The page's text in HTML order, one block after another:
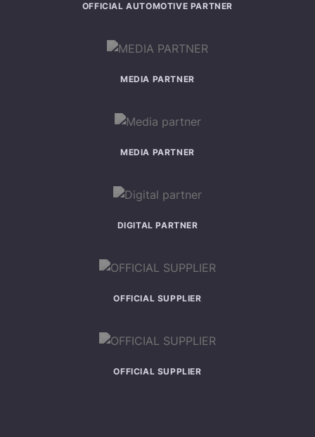
OFFICIAL AUTOMOTIVE PARTNER
MEDIA PARTNER
MEDIA PARTNER
DIGITAL PARTNER
OFFICIAL SUPPLIER
OFFICIAL SUPPLIER